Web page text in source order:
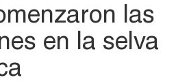
las
en la selva